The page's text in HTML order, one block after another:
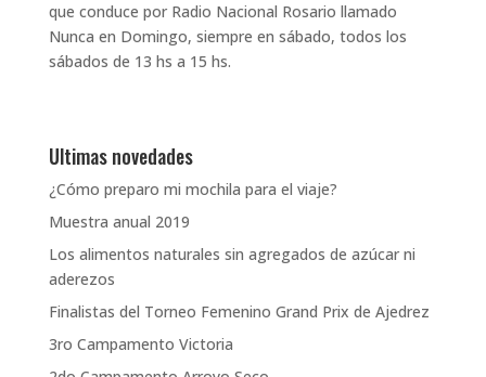
que conduce por Radio Nacional Rosario llamado
Nunca en Domingo, siempre en sábado, todos los
sábados de 13 hs a 15 hs.
Ultimas novedades
¿Cómo preparo mi mochila para el viaje?
Muestra anual 2019
Los alimentos naturales sin agregados de azúcar ni
aderezos
Finalistas del Torneo Femenino Grand Prix de Ajedrez
3ro Campamento Victoria